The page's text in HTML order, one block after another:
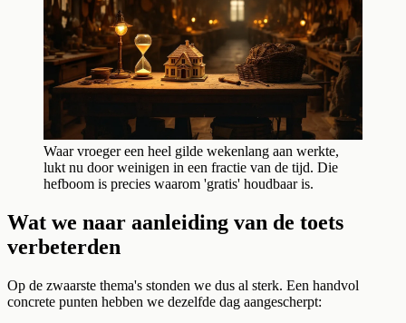
Waar vroeger een heel gilde wekenlang aan werkte,
lukt nu door weinigen in een fractie van de tijd. Die
hefboom is precies waarom 'gratis' houdbaar is.
Wat we naar aanleiding van de toets
verbeterden
Op de zwaarste thema's stonden we dus al sterk. Een handvol
concrete punten hebben we dezelfde dag aangescherpt: